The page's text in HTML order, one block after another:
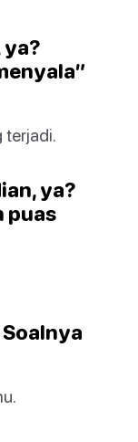
ya?
terjadi.
ya?
puas